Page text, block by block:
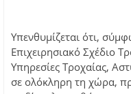
Υπενθυμίζεται ότι,
Επιχειρησιακό Σχέδιο
Υπηρεσίες Τροχαίας,
σε ολόκληρη τη χώρα,